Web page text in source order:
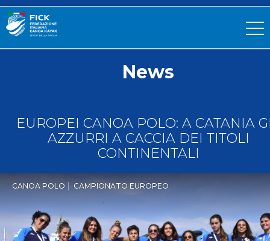
News
EUROPEI CANOA POLO: A CATANIA
AZZURRI A CACCIA DEI TITOLI
CONTINENTALI
CANOA POLO CAMPIONATO EUROPEO